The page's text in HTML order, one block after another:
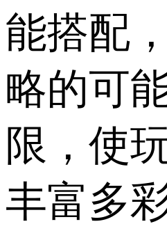
能搭配
略的可
限，使
丰富多彩